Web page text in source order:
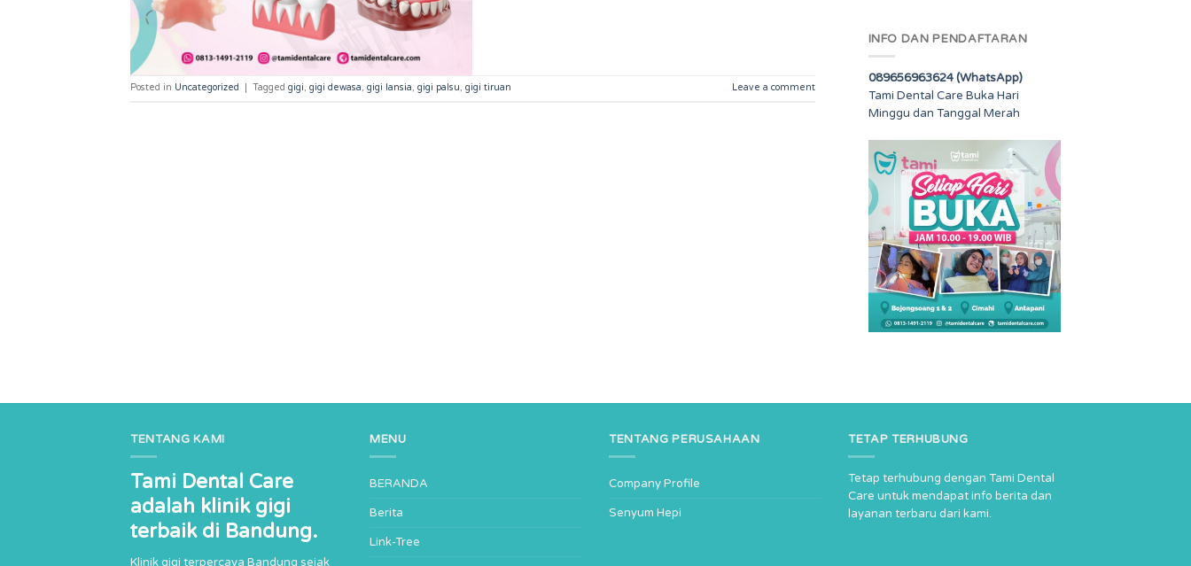
Posted in Uncategorized Tagged gigi, gigi dewasa, gigi lansia, gigi palsu, gigi tiruan Leave a comment
INFO DAN PENDAFTARAN
089656963624 (WhatsApp)
Tami Dental Care Buka Hari
Minggu dan Tanggal Merah
TENTANG KAMI
Tami Dental Care
adalah klinik gigi
terbaik di Bandung.
Klinik gigi terpercaya Bandung sejak
MENU
BERANDA
Berita
Link-Tree
TENTANG PERUSAHAAN
Company Profile
Senyum Hepi
TETAP TERHUBUNG
Tetap terhubung dengan Tami Dental
Care untuk mendapat info berita dan
layanan terbaru dari kami.